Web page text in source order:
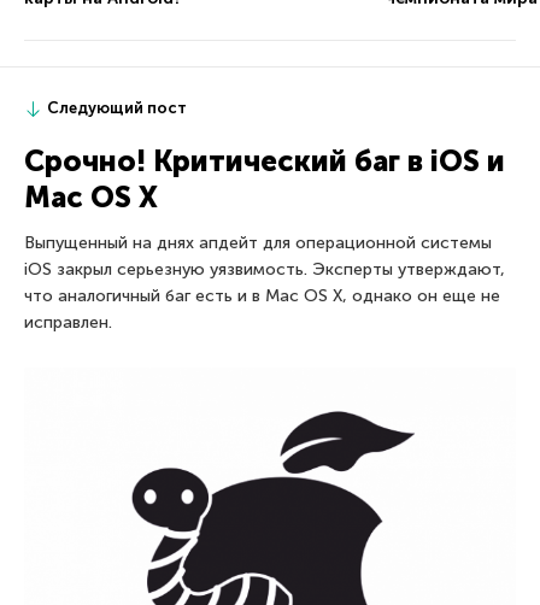
Следующий пост
Срочно! Критический баг в iOS и
Mac OS X
Выпущенный на днях апдейт для операционной системы
iOS закрыл серьезную уязвимость. Эксперты утверждают,
что аналогичный баг есть и в Mac OS X, однако он еще не
исправлен.